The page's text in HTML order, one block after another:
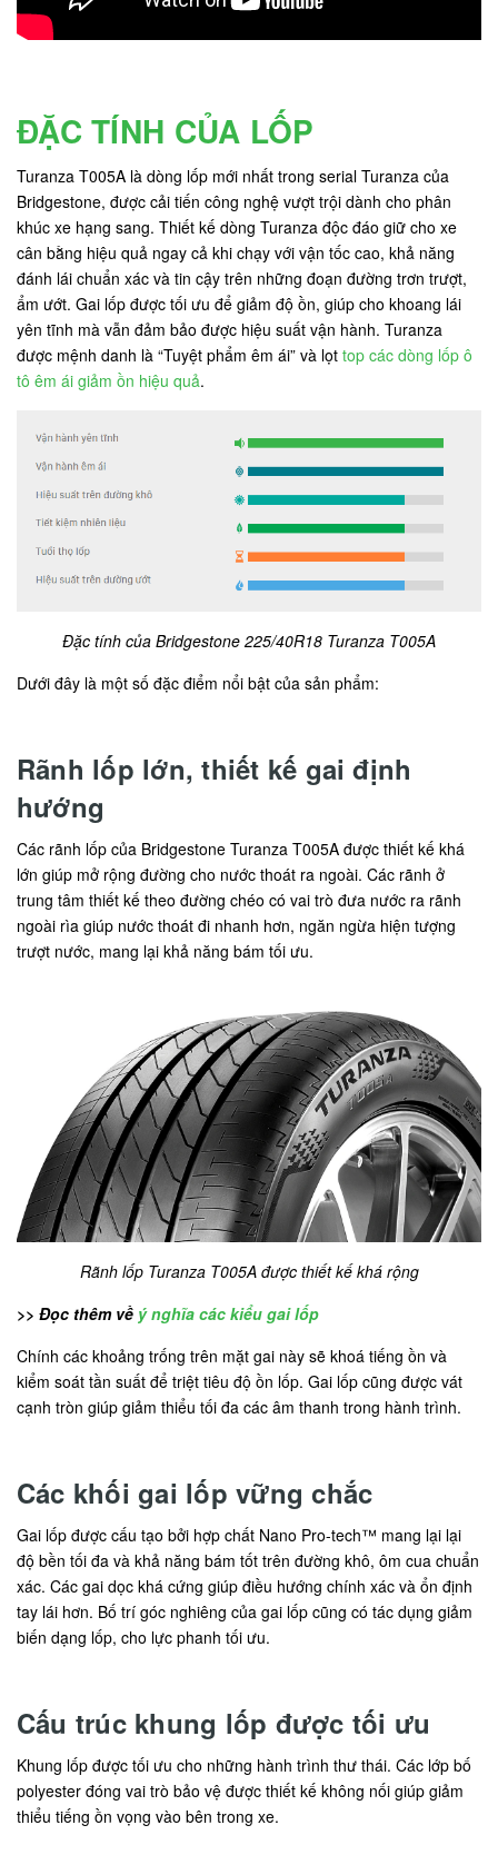
ĐẶC TÍNH CỦA LỐP
Turanza T005A là dòng lốp mới nhất trong serial Turanza của
Bridgestone, được cải tiến công nghệ vượt trội dành cho phân
khúc xe hạng sang. Thiết kế dòng Turanza độc đáo giữ cho xe
cân bằng hiệu quả ngay cả khi chạy với vận tốc cao, khả năng
đánh lái chuẩn xác và tin cậy trên những đoạn đường trơn trượt,
ẩm ướt. Gai lốp được tối ưu để giảm độ ồn, giúp cho khoang lái
yên tĩnh mà vẫn đảm bảo được hiệu suất vận hành. Turanza
được mệnh danh là “Tuyệt phẩm êm ái” và lọt top các dòng lốp ô
tô êm ái giảm ồn hiệu quả.
Đặc tính của Bridgestone 225/40R18 Turanza T005A
Dưới đây là một số đặc điểm nổi bật của sản phẩm:
Rãnh lốp lớn, thiết kế gai định
hướng
Các rãnh lốp của Bridgestone Turanza T005A được thiết kế khá
lớn giúp mở rộng đường cho nước thoát ra ngoài. Các rãnh ở
trung tâm thiết kế theo đường chéo có vai trò đưa nước ra rãnh
ngoài rìa giúp nước thoát đi nhanh hơn, ngăn ngừa hiện tượng
trượt nước, mang lại khả năng bám tối ưu.
Rãnh lốp Turanza T005A được thiết kế khá rộng
>> Đọc thêm về ý nghĩa các kiểu gai lốp
Chính các khoảng trống trên mặt gai này sẽ khoá tiếng ồn và
kiểm soát tần suất để triệt tiêu độ ồn lốp. Gai lốp cũng được vát
cạnh tròn giúp giảm thiểu tối đa các âm thanh trong hành trình.
Các khối gai lốp vững chắc
Gai lốp được cấu tạo bởi hợp chất Nano Pro-tech™ mang lại lại
độ bền tối đa và khả năng bám tốt trên đường khô, ôm cua chuẩn
xác. Các gai dọc khá cứng giúp điều hướng chính xác và ổn định
tay lái hơn. Bố trí góc nghiêng của gai lốp cũng có tác dụng giảm
biến dạng lốp, cho lực phanh tối ưu.
Cấu trúc khung lốp được tối ưu
Khung lốp được tối ưu cho những hành trình thư thái. Các lớp bố
polyester đóng vai trò bảo vệ được thiết kế không nối giúp giảm
thiểu tiếng ồn vọng vào bên trong xe.